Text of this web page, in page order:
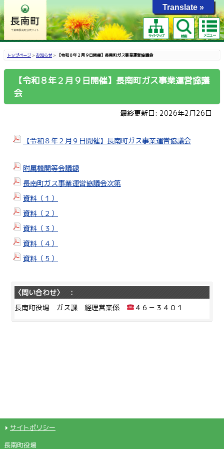
サイトマップ 検索 メニュー
トップページ > お知らせ > 【令和８年２月９日開催】長南町ガス事業運営協議会
【令和８年２月９日開催】長南町ガス事業運営協議
会
最終更新日: 2026年2月26日
【令和８年２月９日開催】長南町ガス事業運営協議会
附属機関等会議録
長南町ガス事業運営協議会次第
資料（１）
資料（２）
資料（３）
資料（４）
資料（５）
〈問い合わせ〉 :
長南町役場 ガス課 経理営業係
４６－３４０１
サイトポリシー
長南町役場
Translate »